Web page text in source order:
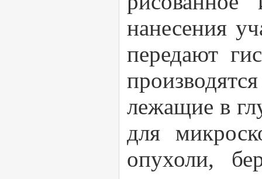
нанесения
передают
лежащие в
для
опухоли,